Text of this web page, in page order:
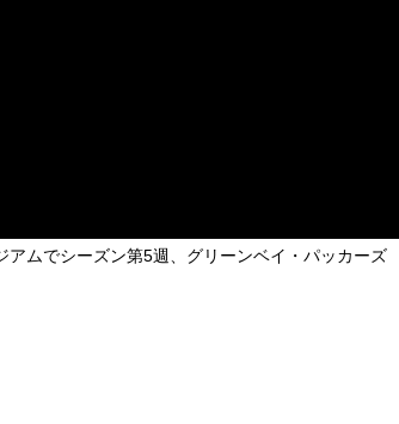
ムでシーズン第5週、グリーンベイ・パッカーズ